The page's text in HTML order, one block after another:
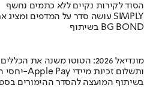
הסוד לקירות נקיים ללא כתמים נחשף
מומחה BG BOND עושה סדר על המדפים ומציג את מותג הצבע SIMPLY
בשיתוף BG BOND
מונדיאל 2026: הטוטו משנה את הכללים
יחסי הימור משופרים, הפקדות ב-Apple Pay ותשלום זכיות מיידי
בשיתוף המועצה להסדר ההימורים